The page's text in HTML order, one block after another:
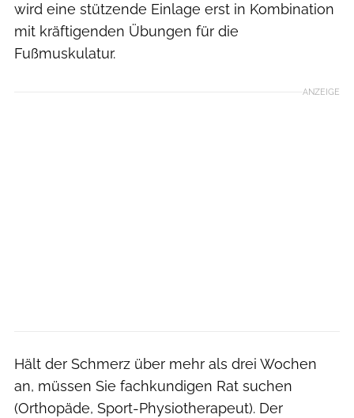
wird eine stützende Einlage erst in Kombination
mit kräftigenden Übungen für die
Fußmuskulatur.
ANZEIGE
Hält der Schmerz über mehr als drei Wochen
an, müssen Sie fachkundigen Rat suchen
(Orthopäde, Sport-Physiotherapeut). Der